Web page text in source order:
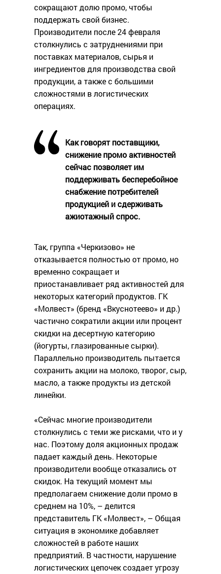
сокращают долю промо, чтобы
поддержать свой бизнес.
Производители после 24 февраля
столкнулись с затруднениями при
поставках материалов, сырья и
ингредиентов для производства свой
продукции, а также с большими
сложностями в логистических
операциях.
Как говорят поставщики,
снижение промо активностей
сейчас позволяет им
поддерживать бесперебойное
снабжение потребителей
продукцией и сдерживать
ажиотажный спрос.
Так, группа «Черкизово» не
отказывается полностью от промо, но
временно сокращает и
приостанавливает ряд активностей для
некоторых категорий продуктов. ГК
«Молвест» (бренд «Вкуснотеево» и др.)
частично сократили акции или процент
скидки на десертную категорию
(йогурты, глазированные сырки).
Параллельно производитель пытается
сохранить акции на молоко, творог, сыр,
масло, а также продукты из детской
линейки.
«Сейчас многие производители
столкнулись с теми же рисками, что и у
нас. Поэтому доля акционных продаж
падает каждый день. Некоторые
производители вообще отказались от
скидок. На текущий момент мы
предполагаем снижение доли промо в
среднем на 10%, – делится
представитель ГК «Молвест», – Общая
ситуация в экономике добавляет
сложностей в работе наших
предприятий. В частности, нарушение
логистических цепочек создает угрозу